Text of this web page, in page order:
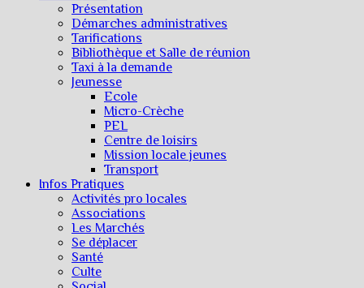
Présentation
Démarches administratives
Tarifications
Bibliothèque et Salle de réunion
Taxi à la demande
Jeunesse
Ecole
Micro-Crèche
PEL
Centre de loisirs
Mission locale jeunes
Transport
Infos Pratiques
Activités pro locales
Associations
Les Marchés
Se déplacer
Santé
Culte